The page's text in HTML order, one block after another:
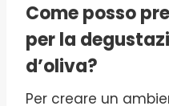
Come posso
per la
d’oliva?
Per creare un